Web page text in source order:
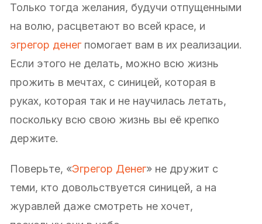
Только тогда желания, будучи отпущенными
на волю, расцветают во всей красе, и
эгрегор денегпомогает вам в их реализации.
Если этого не делать, можно всю жизнь
прожить в мечтах, с синицей, которая в
руках, которая так и не научилась летать,
поскольку всю свою жизнь вы её крепко
держите.
Поверьте, «Эгрегор Денег» не дружит с
теми, кто довольствуется синицей, а на
журавлей даже смотреть не хочет,